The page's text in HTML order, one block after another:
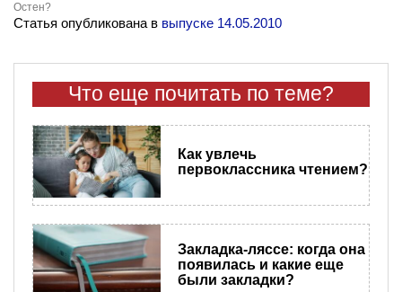
Остен?
Статья опубликована в выпуске 14.05.2010
Что еще почитать по теме?
Как увлечь
первоклассника чтением?
Закладка-ляссе: когда она
появилась и какие еще
были закладки?